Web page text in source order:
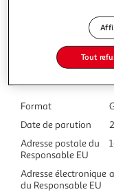
Caractéristiques
Format
Date de parution
Adresse postale du
Responsable EU
Adresse électronique
du Responsable EU
Tout